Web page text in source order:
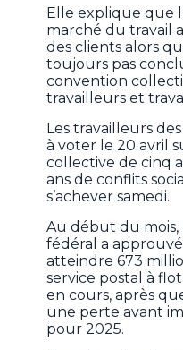
Elle explique que
marché du travail
des clients alors
toujours pas
convention
travailleurs et
Les travailleurs
à voter le 20 avril
collective de cinq
ans de conflits
s’achever samedi.
Au début du
fédéral a
atteindre 673
service postal à
en cours, après
une perte avant
pour 2025.